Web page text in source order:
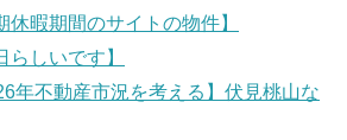
暇期間のサイトの物件】
しいです】
年不動産市況を考える】伏見桃山な